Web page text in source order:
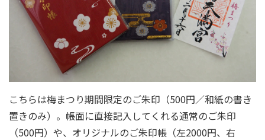
こちらは梅まつり期間限定のご朱印（500円／和紙の書き
置きのみ）。帳面に直接記入してくれる通常のご朱印
（500円）や、オリジナルのご朱印帳（左2000円、右